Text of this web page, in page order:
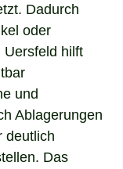
Dadurch
oder
Uersfeld hilft
und
Ablagerungen
deutlich
Das